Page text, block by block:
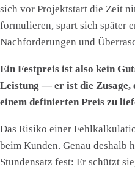
sich vor Projektstart die Zeit
formulieren, spart sich später
Nachforderungen und
Ein Festpreis ist also kein
Leistung — er ist die Zusage,
einem definierten Preis zu
Das Risiko einer
beim Kunden. Genau deshalb
Stundensatz fest: Er schützt